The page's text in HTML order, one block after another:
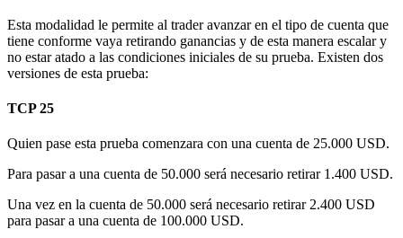
Esta modalidad le permite al trader avanzar en el tipo de cuenta que
tiene conforme vaya retirando ganancias y de esta manera escalar y
no estar atado a las condiciones iniciales de su prueba. Existen dos
versiones de esta prueba:
TCP 25
Quien pase esta prueba comenzara con una cuenta de 25.000 USD.
Para pasar a una cuenta de 50.000 será necesario retirar 1.400 USD.
Una vez en la cuenta de 50.000 será necesario retirar 2.400 USD
para pasar a una cuenta de 100.000 USD.